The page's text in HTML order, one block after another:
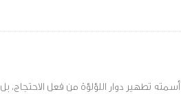
تطهير دوار اللؤلؤة من فعل الاحتجاج، بل